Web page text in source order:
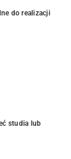
do realizacji
studia lub